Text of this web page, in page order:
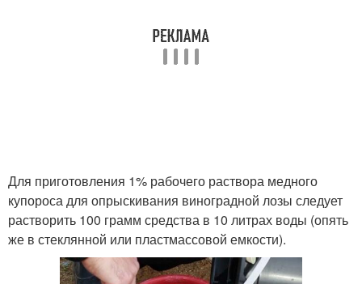
Для приготовления 1% рабочего раствора медного
купороса для опрыскивания виноградной лозы следует
растворить 100 грамм средства в 10 литрах воды (опять
же в стеклянной или пластмассовой емкости).